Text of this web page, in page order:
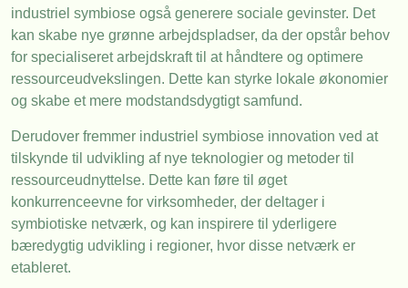
industriel symbiose også generere sociale gevinster. Det
kan skabe nye grønne arbejdspladser, da der opstår behov
for specialiseret arbejdskraft til at håndtere og optimere
ressourceudvekslingen. Dette kan styrke lokale økonomier
og skabe et mere modstandsdygtigt samfund.
Derudover fremmer industriel symbiose innovation ved at
tilskynde til udvikling af nye teknologier og metoder til
ressourceudnyttelse. Dette kan føre til øget
konkurrenceevne for virksomheder, der deltager i
symbiotiske netværk, og kan inspirere til yderligere
bæredygtig udvikling i regioner, hvor disse netværk er
etableret.